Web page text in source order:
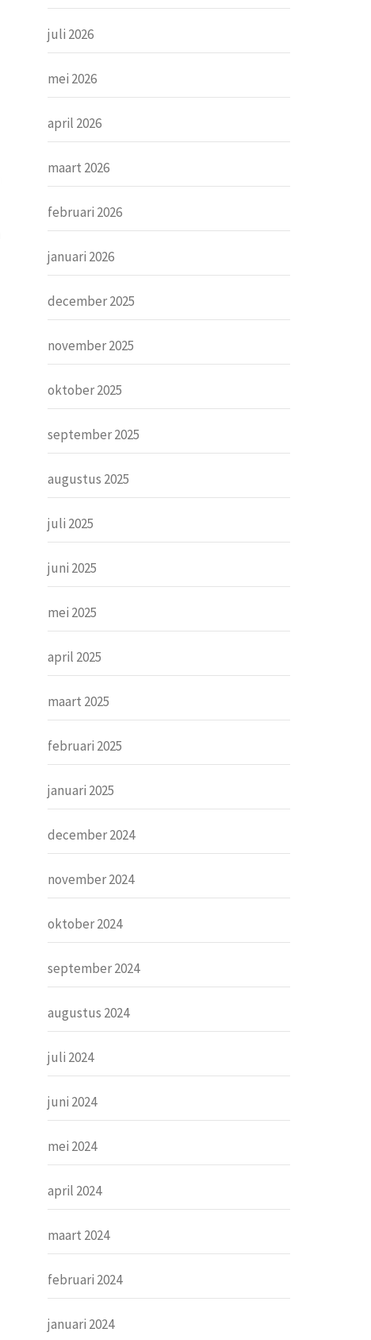
juli 2026
mei 2026
april 2026
maart 2026
februari 2026
januari 2026
december 2025
november 2025
oktober 2025
september 2025
augustus 2025
juli 2025
juni 2025
mei 2025
april 2025
maart 2025
februari 2025
januari 2025
december 2024
november 2024
oktober 2024
september 2024
augustus 2024
juli 2024
juni 2024
mei 2024
april 2024
maart 2024
februari 2024
januari 2024